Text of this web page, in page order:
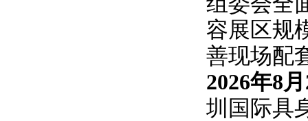
容展区规
善现场配
2026年8
圳国际具